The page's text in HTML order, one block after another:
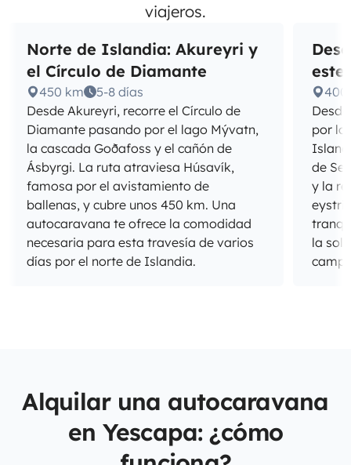
viajeros.
Norte de Islandia: Akureyri y
el Círculo de Diamante
450 km
5-8 días
Desde Akureyri, recorre el Círculo de
Diamante pasando por el lago Mývatn,
la cascada Goðafoss y el cañón de
Ásbyrgi. La ruta atraviesa Húsavík,
famosa por el avistamiento de
ballenas, y cubre unos 450 km. Una
autocaravana te ofrece la comodidad
necesaria para esta travesía de varios
días por el norte de Islandia.
este
400
por
de
y la
eystri.
la
Alquilar una autocaravana
en Yescapa: ¿cómo